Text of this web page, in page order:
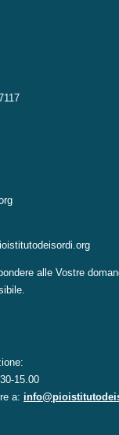
alle Vostre
15.00
a: